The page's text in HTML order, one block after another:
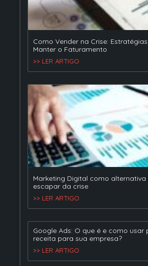
Como Vender na Crise:
Manter o Faturamento
>> LER ARTIGO
Marketing Digital como alternativa
escapar da crise
>> LER ARTIGO
Google Ads: O que é e como usar
receita para sua empresa?
>> LER ARTIGO